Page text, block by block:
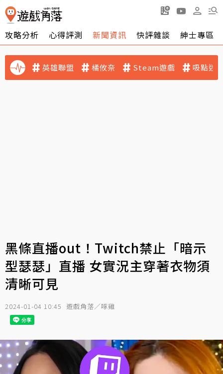
攻略分析 心得評測 新聞資訊 快評雜談 紳士專區
英雄聯盟 橘攸奈 Steam遊戲 吸點迷
黑條直播out！Twitch禁止「暗示
型瑟瑟」直播 女實況主穿著衣物須
清晰可見
2024-01-04 10:45 遊戲角落／啄雞